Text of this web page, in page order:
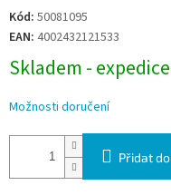
Měrná
cena:
Kód: 50081095
EAN: 4002432121533
Skladem -
Možnosti doručení
Přidat